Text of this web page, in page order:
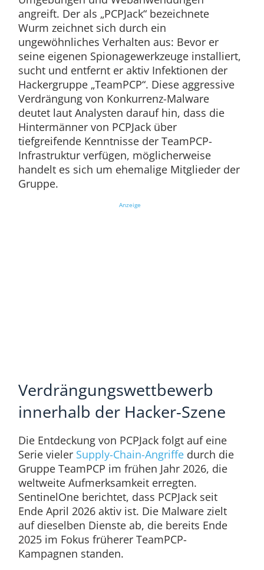
angreift. Der als „PCPJack“ bezeichnete
Wurm zeichnet sich durch ein
ungewöhnliches Verhalten aus: Bevor er
seine eigenen Spionagewerkzeuge installiert,
sucht und entfernt er aktiv Infektionen der
Hackergruppe „TeamPCP“. Diese aggressive
Verdrängung von Konkurrenz-Malware
deutet laut Analysten darauf hin, dass die
Hintermänner von PCPJack über
tiefgreifende Kenntnisse der TeamPCP-
Infrastruktur verfügen, möglicherweise
handelt es sich um ehemalige Mitglieder der
Gruppe.
Anzeige
Verdrängungswettbewerb
innerhalb der Hacker-Szene
Die Entdeckung von PCPJack folgt auf eine
Serie vieler Supply-Chain-Angriffedurch die
Gruppe TeamPCP im frühen Jahr 2026, die
weltweite Aufmerksamkeit erregten.
SentinelOne berichtet, dass PCPJack seit
Ende April 2026 aktiv ist. Die Malware zielt
auf dieselben Dienste ab, die bereits Ende
2025 im Fokus früherer TeamPCP-
Kampagnen standen.